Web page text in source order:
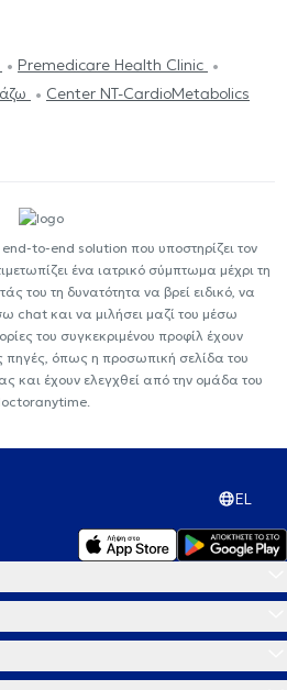
Premedicare Health Clinic
Center NT-CardioMetabolics
to-end solution που υποστηρίζει τον
ένα ιατρικό σύμπτωμα μέχρι τη
του τη δυνατότητα να βρεί ειδικό, να
chat και να μιλήσει μαζί του μέσω
του συγκεκριμένου προφίλ έχουν
πηγές, όπως η προσωπική σελίδα του
και έχουν ελεγχθεί από την ομάδα του
EL